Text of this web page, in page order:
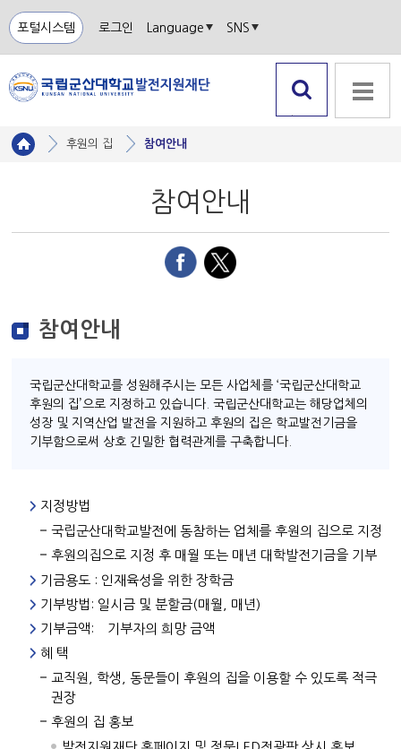
포털시스템 로그인 Language SNS
후원의 집 참여안내
참여안내
참여안내
국립군산대학교를 성원해주시는 모든 사업체를 ‘국립군산대학교
후원의 집’으로 지정하고 있습니다. 국립군산대학교는 해당업체의
성장 및 지역산업 발전을 지원하고 후원의 집은 학교발전기금을
기부함으로써 상호 긴밀한 협력관계를 구축합니다.
지정방법
국립군산대학교발전에 동참하는 업체를 후원의 집으로 지정
후원의집으로 지정 후 매월 또는 매년 대학발전기금을 기부
기금용도 : 인재육성을 위한 장학금
기부방법: 일시금 및 분할금(매월, 매년)
기부금액: 기부자의 희망 금액
혜 택
교직원, 학생, 동문들이 후원의 집을 이용할 수 있도록 적극
권장
후원의 집 홍보